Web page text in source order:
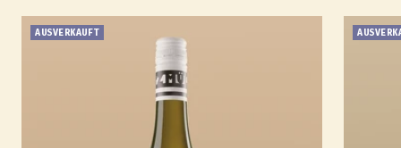
AUSVERKAUFT